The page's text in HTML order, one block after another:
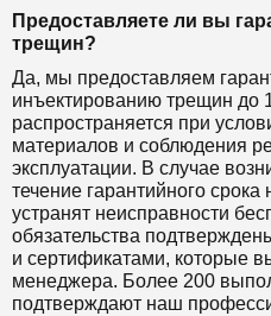
Предоставляете ли вы
трещин?
Да, мы предоставляем
инъектированию трещин до
распространяется при
материалов и соблюдения
эксплуатации. В случае
течение гарантийного
устранят неисправности
обязательства
и сертификатами, которые
менеджера. Более 200
подтверждают наш